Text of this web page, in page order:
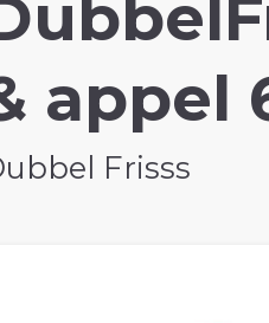
appel
Frisss